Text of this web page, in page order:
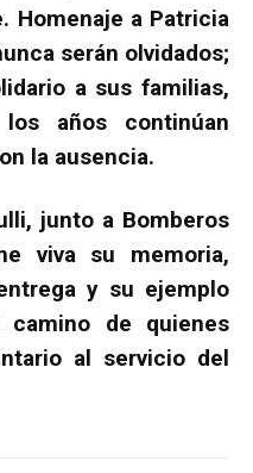
Homenaje a Patricia
serán olvidados;
a sus familias,
años continúan
la ausencia.
junto a Bomberos
viva su memoria,
y su ejemplo
camino de quienes
al servicio del